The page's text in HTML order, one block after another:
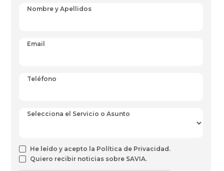
Nombre y Apellidos
Email
Teléfono
Selecciona el Servicio o Asunto
He leído y acepto la Política de Privacidad.
Quiero recibir noticias sobre SAVIA.